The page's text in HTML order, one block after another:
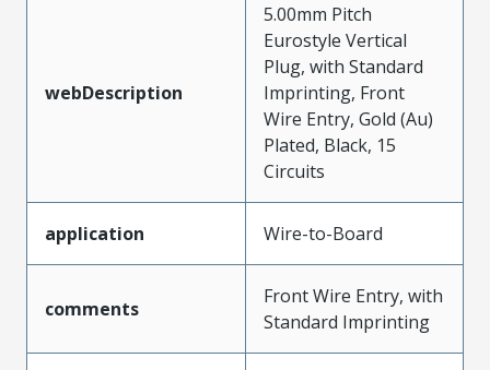
webDescription
5.00mm Pitch
Eurostyle Vertical
Plug, with Standard
Imprinting, Front
Wire Entry, Gold (Au)
Plated, Black, 15
Circuits
application Wire-to-Board
comments
Front Wire Entry, with
Standard Imprinting